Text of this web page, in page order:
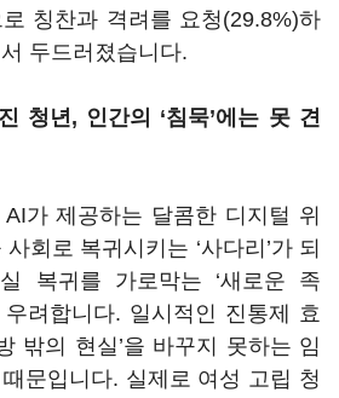
칭찬과 격려를 요청(29.8%)하
두드러졌습니다.
청년, 인간의 ‘침묵’에는 못 견
가 제공하는 달콤한 디지털 위
회로 복귀시키는 ‘사다리’가 되
복귀를 가로막는 ‘새로운 족
려합니다. 일시적인 진통제 효
밖의 현실’을 바꾸지 못하는 임
문입니다. 실제로 여성 고립 청